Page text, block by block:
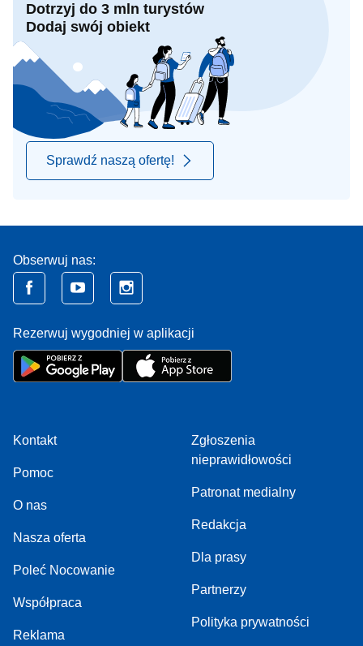
Dotrzyj do 3 mln turystów
Dodaj swój obiekt
Sprawdź naszą ofertę!
Obserwuj nas:
Rezerwuj wygodniej w aplikacji
Kontakt
Pomoc
O nas
Nasza oferta
Poleć Nocowanie
Współpraca
Reklama
Zgłoszenia
nieprawidłowości
Patronat medialny
Redakcja
Dla prasy
Partnerzy
Polityka prywatności